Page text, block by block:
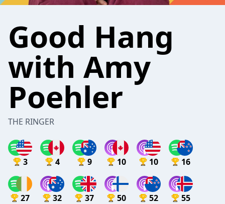
Good Hang
with Amy
Poehler
THE RINGER
3 4 9 10 10 16
27 32 37 50 52 55